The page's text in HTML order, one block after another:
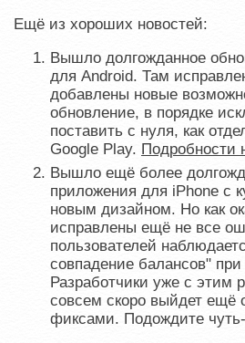
Ещё из хороших новостей:
Вышло долгожданное
для Android. Там
добавлены новые
обновление, в порядке
поставить с нуля, как
Google Play. Подробности
Вышло ещё более
приложения для iPhone с
новым дизайном. Но как
исправлены ещё не все
пользователей
совпадение балансов"
Разработчики уже с этим
совсем скоро выйдет ещё
фиксами. Подождите